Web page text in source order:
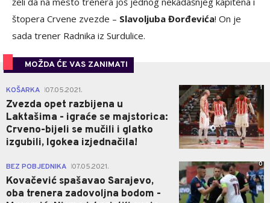
štopera Crvene zvezde – Slavoljuba Đorđevića! On je
sada trener Radnika iz Surdulice.
MOŽDA ĆE VAS ZANIMATI
KOŠARKA 07.05.2021.
Zvezda opet razbijena u
Laktašima - igraće se majstorica:
Crveno-bijeli se mučili i glatko
izgubili, Igokea izjednačila!
1
BEZ POBJEDNIKA 07.05.2021.
Kovačević spašavao Sarajevo,
oba trenera zadovoljna bodom -
0